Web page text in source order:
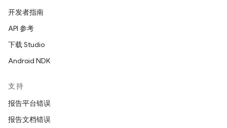
开发者指南
API 参考
下载 Studio
Android NDK
支持
报告平台错误
报告文档错误